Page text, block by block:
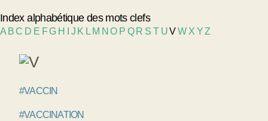
Index alphabétique des mots clefs
A BC D E FG H J K L M NO P Q R S T UVW X YZ
#VACCIN
#VACCINATION